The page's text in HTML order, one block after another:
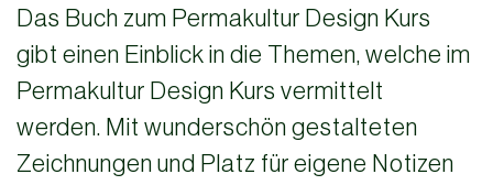
Das Buch zum Permakultur Design Kurs
gibt einen Einblick in die Themen, welche im
Permakultur Design Kurs vermittelt
werden. Mit wunderschön gestalteten
Zeichnungen und Platz für eigene Notizen